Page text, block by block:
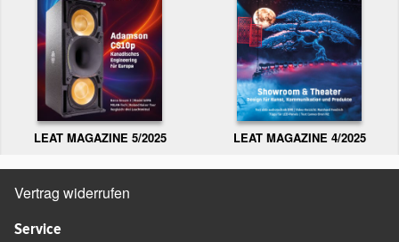
LEAT MAGAZINE 5/2025 LEAT MAGAZINE 4/2025
Vertrag widerrufen
Service